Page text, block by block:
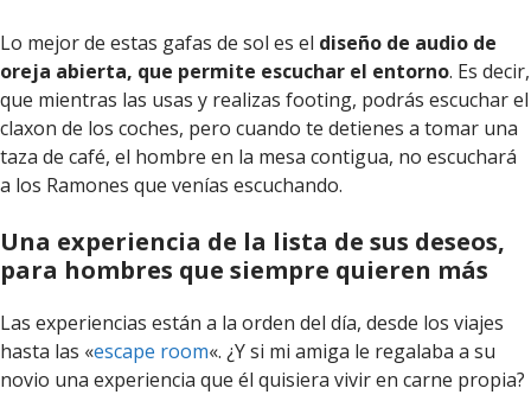
Lo mejor de estas gafas de sol es el diseño de audio de
oreja abierta, que permite escuchar el entorno. Es decir,
que mientras las usas y realizas footing, podrás escuchar el
claxon de los coches, pero cuando te detienes a tomar una
taza de café, el hombre en la mesa contigua, no escuchará
a los Ramones que venías escuchando.
Una experiencia de la lista de sus deseos,
para hombres que siempre quieren más
Las experiencias están a la orden del día, desde los viajes
hasta las «escape room«. ¿Y si mi amiga le regalaba a su
novio una experiencia que él quisiera vivir en carne propia?